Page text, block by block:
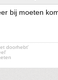
bij moeten
doorhebt'